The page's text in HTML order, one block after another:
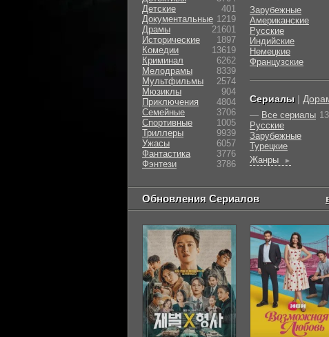
Детские
401
Документальные 1219
Драмы
21601
Исторические
1897
Комедии
13619
Криминал
6262
Мелодрамы
8339
Мультфильмы
2574
Мюзиклы
904
Приключения
4804
Семейные
3706
Cпортивные
1005
Триллеры
9939
Ужасы
6057
Фантастика
3776
Фэнтези
3786
Зарубежные
Американские
Русские
Индийские
Немецкие
Французские
Сериалы |
— Все сериалы
Русские
Зарубежные
Турецкие
Жанры
►
Обновления Сериалов